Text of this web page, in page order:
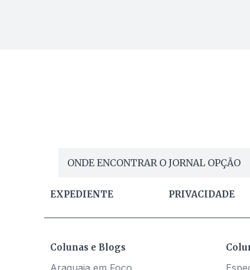
ONDE ENCONTRAR O JORNAL OPÇÃO
EXPEDIENTE PRIVACIDADE
Colunas e Blogs
Araguaia em Foco